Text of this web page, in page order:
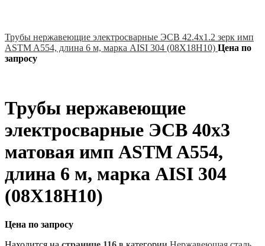
Трубы нержавеющие электросварные ЭСВ 42.4х1.2 зерк имп
ASTM A554, длина 6 м, марка AISI 304 (08Х18Н10) Цена по
запросу
Трубы нержавеющие
электросварные ЭСВ 40х3
матовая имп ASTM A554,
длина 6 м, марка AISI 304
(08Х18Н10)
Цена по запросу